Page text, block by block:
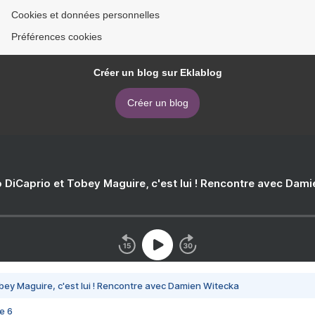
Cookies et données personnelles
Préférences cookies
Créer un blog sur Eklablog
Créer un blog
DiCaprio et Tobey Maguire, c'est lui ! Rencontre avec
Maguire, c'est lui ! Rencontre avec Damien Witecka
6